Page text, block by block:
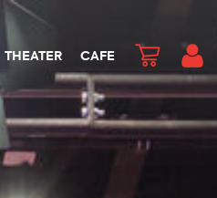
THEATER CAFE